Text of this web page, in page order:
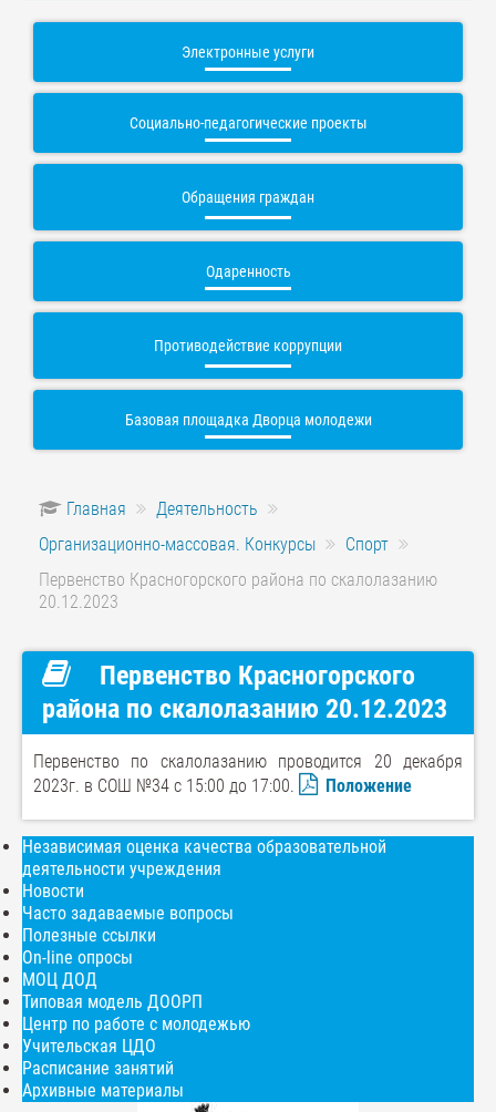
Электронные услуги
Социально-педагогические проекты
Обращения граждан
Одаренность
Противодействие коррупции
Базовая площадка Дворца молодежи
Главная
Деятельность
Организационно-массовая. Конкурсы
Спорт
Первенство Красногорского района по скалолазанию
20.12.2023
Первенство Красногорского
района по скалолазанию 20.12.2023
Первенство по скалолазанию проводится 20 декабря
2023г. в СОШ №34 с 15:00 до 17:00.
Положение
Независимая оценка качества образовательной
деятельности учреждения
Новости
Часто задаваемые вопросы
Полезные ссылки
On-line опросы
МОЦ ДОД
Типовая модель ДООРП
Центр по работе с молодежью
Учительская ЦДО
Расписание занятий
Архивные материалы